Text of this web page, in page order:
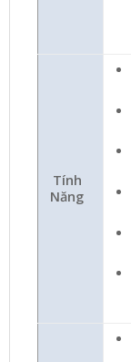
Tính
Năng